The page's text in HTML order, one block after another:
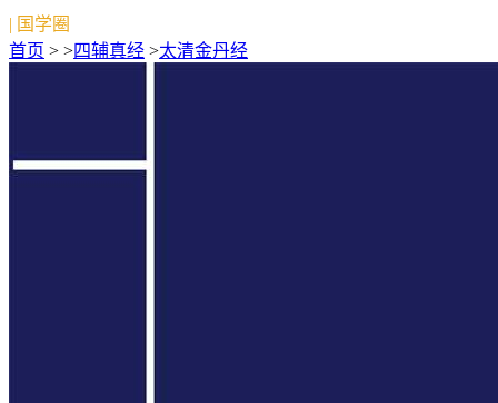
| 国学圈
首页 > >四辅真经 >太清金丹经